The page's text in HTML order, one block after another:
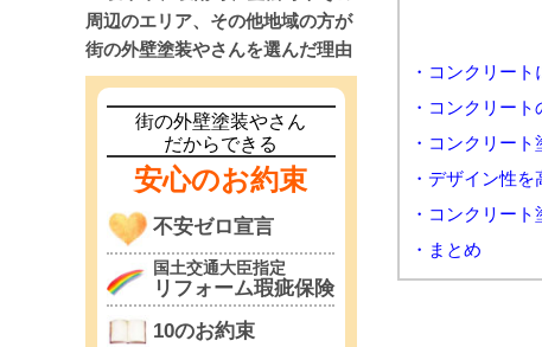
・コンクリー
・コンクリー
・コンクリー
・デザイン性
・コンクリー
・まとめ
街の外壁塗装やさん
だからできる
安心のお約束
不安ゼロ宣言
国土交通大臣指定
リフォーム瑕疵保険
10のお約束